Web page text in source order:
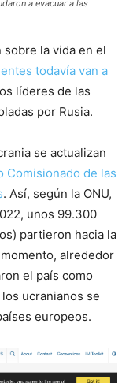
a evacuar a las
la vida en el
todavía van a
líderes de las
por Rusia.
se actualizan
Comisionado de las
. Así, según la ONU,
unos 99.300
partieron hacia la
alrededor
el país como
ucranianos se
europeos.